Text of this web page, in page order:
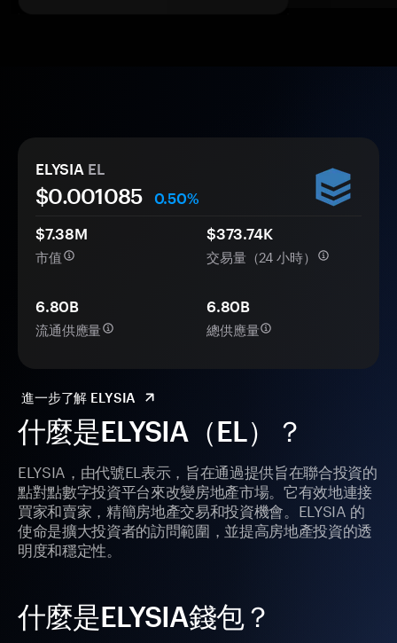
什麼是ELYSIA（EL）？
ELYSIA，由代號EL表示，旨在通過提供旨在聯合投資的
點對點數字投資平台來改變房地產市場。它有效地連接
買家和賣家，精簡房地產交易和投資機會。ELYSIA 的
使命是擴大投資者的訪問範圍，並提高房地產投資的透
明度和穩定性。
什麼是ELYSIA錢包？
ELYSIA EL
$0.001085
0.50%
$7.38M
市值
$373.74K
交易量（24 小時）
6.80B
流通供應量
6.80B
總供應量
進一步了解 ELYSIA